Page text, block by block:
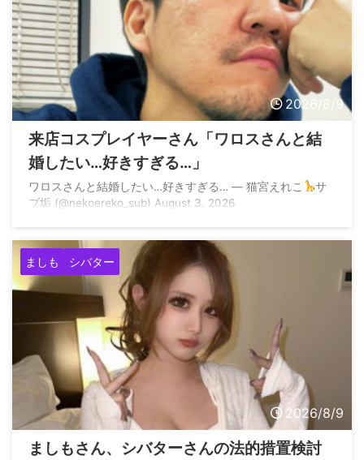
2026/8/9
来店コスプレイヤーさん「ワロスさんと結
婚したい…好きすぎる…」
ワロスさんと結婚したい…好きすぎる… — 猫宮えれこ
サ
ブ垢 (@nekoereko_sub) August 3, 2026
ましも シバター
2026/8/9
ましもさん、シバターさんの法的措置検討